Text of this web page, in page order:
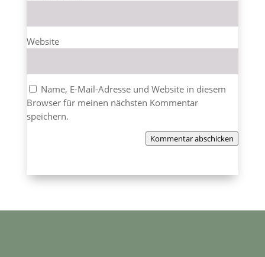
Website
Name, E-Mail-Adresse und Website in diesem
Browser für meinen nächsten Kommentar
speichern.
Kommentar abschicken